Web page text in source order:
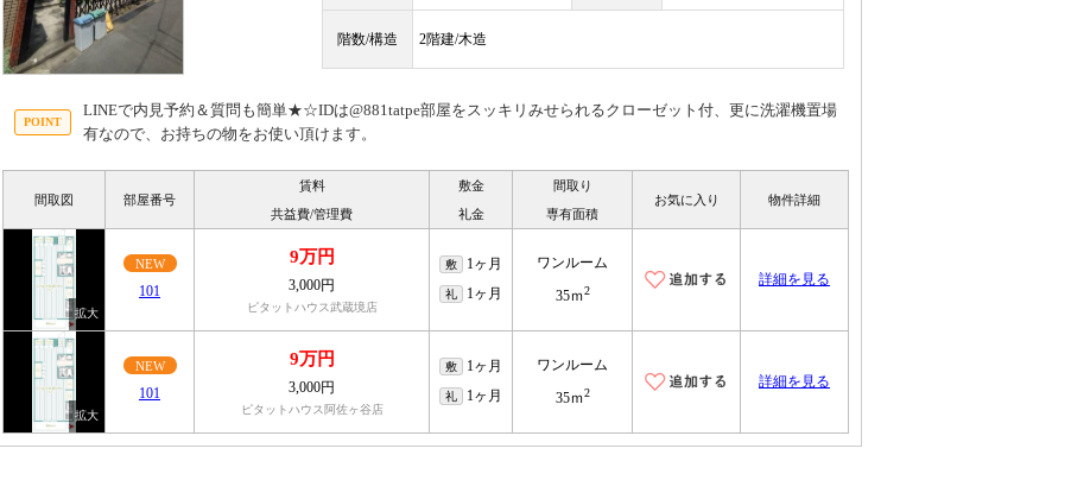
階数/構造 2階建/木造
LINEで内見予約＆質問も簡単★☆IDは@881tatpe部屋をスッキリみせられるクローゼット付、更に洗濯機置場
有なので、お持ちの物をお使い頂けます。
間取図 部屋番号
賃料
共益費/管理費
敷金
礼金
間取り
専有面積
お気に入り 物件詳細
NEW
101
9万円
3,000円
ピタットハウス武蔵境店
敷 1ヶ月
礼 1ヶ月
ワンルーム
35ｍ2
詳細を見る
NEW
101
9万円
3,000円
ピタットハウス阿佐ヶ谷店
敷 1ヶ月
礼 1ヶ月
ワンルーム
35ｍ2
詳細を見る